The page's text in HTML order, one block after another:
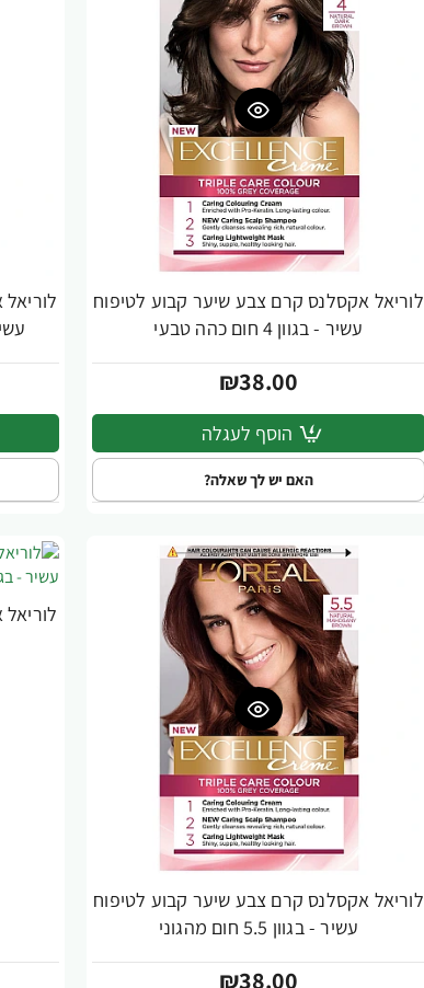
לוריאל אקסלנס קרם צבע שיער קבוע לטיפוח
עשיר - בגוון 4 חום כהה טבעי
₪38.00
הוסף לעגלה
האם יש לך שאלה?
עשיר -
לוריאל אקסלנס קרם צבע שיער קבוע לטיפוח
עשיר - בגוון 5.5 חום מהגוני
₪38.00